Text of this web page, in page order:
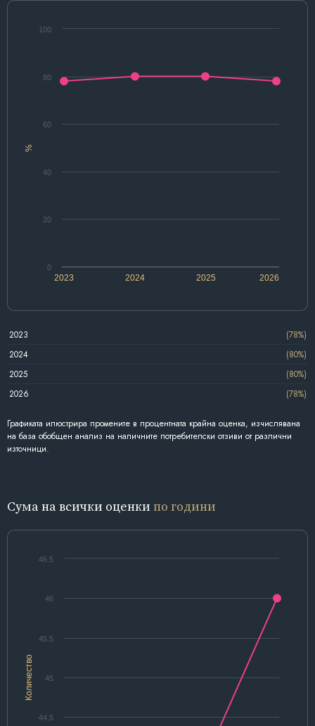
%
2024 2026
2023 2025
0
20
40
60
80
100
2023
(78%)
2024
(80%)
2025
(80%)
2026
(78%)
Графиката илюстрира промените в процентната крайна оценка, изчислявана
на база обобщен анализ на наличните потребителски отзиви от различни
източници.
Сума на всички оценки по години
Количество
44.5
45
45.5
46
46.5